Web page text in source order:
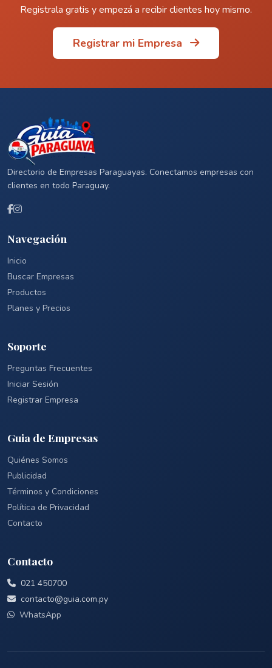
Registrala gratis y empezá a recibir clientes hoy mismo.
Registrar mi Empresa
Directorio de Empresas Paraguayas. Conectamos empresas con
clientes en todo Paraguay.
Navegación
Inicio
Buscar Empresas
Productos
Planes y Precios
Soporte
Preguntas Frecuentes
Iniciar Sesión
Registrar Empresa
Guia de Empresas
Quiénes Somos
Publicidad
Términos y Condiciones
Política de Privacidad
Contacto
Contacto
021 450700
contacto@guia.com.py
WhatsApp